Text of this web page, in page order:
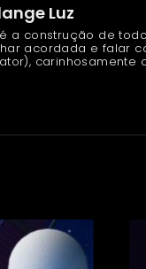
Luz
é a construção de
acordada e falar
carinhosamente